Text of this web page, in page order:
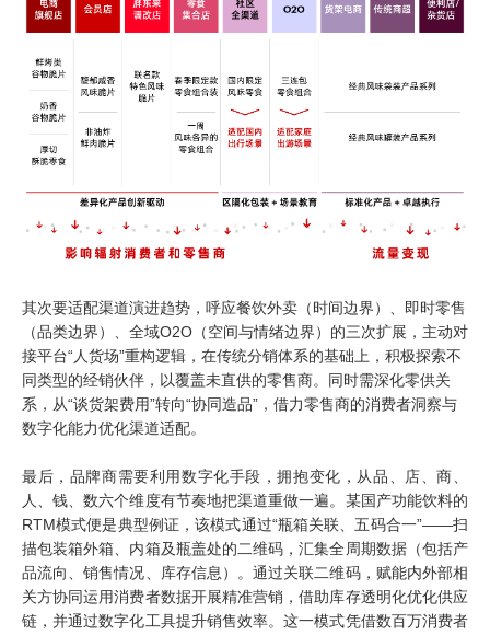
其次要适配渠道演进趋势，呼应餐饮外卖（时间边界）、即时零售
（品类边界）、全域O2O （空间与情绪边界）的三次扩展，主动对
接平台“人货场”重构逻辑，在传统分销体系的基础上，积极探索不
同类型的经销伙伴，以覆盖未直供的零售商。同时需深化零供关
系，从“谈货架费用”转向“协同造品”，借力零售商的消费者洞察与
数字化能力优化渠道适配。
最后，品牌商需要利用数字化手段，拥抱变化，从品、店、商、
人、钱、数六个维度有节奏地把渠道重做一遍。某国产功能饮料的
RTM模式便是典型例证，该模式通过“瓶箱关联、五码合一”——扫
描包装箱外箱、内箱及瓶盖处的二维码，汇集全周期数据（包括产
品流向、销售情况、库存信息）。通过关联二维码，赋能内外部相
关方协同运用消费者数据开展精准营销，借助库存透明化优化供应
链，并通过数字化工具提升销售效率。这一模式凭借数百万消费者